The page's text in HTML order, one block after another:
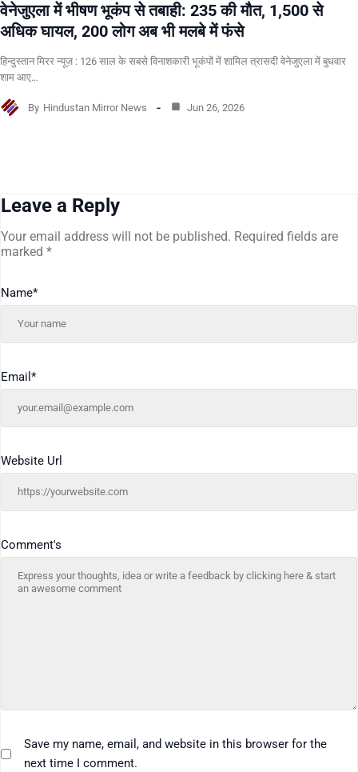
वेनेजुएला में भीषण भूकंप से तबाही: 235 की मौत, 1,500 से
अधिक घायल, 200 लोग अब भी मलबे में फंसे
हिन्दुस्तान मिरर न्यूज़ : 126 साल के सबसे विनाशकारी भूकंपों में शामिल त्रासदी वेनेजुएला में बुधवार
शाम आए…
By Hindustan Mirror News Jun 26, 2026
Leave a Reply
Your email address will not be published. Required fields are
marked *
Comment's
Name*
Email *
Website Url
Save my name, email, and website in this browser for the
next time I comment.